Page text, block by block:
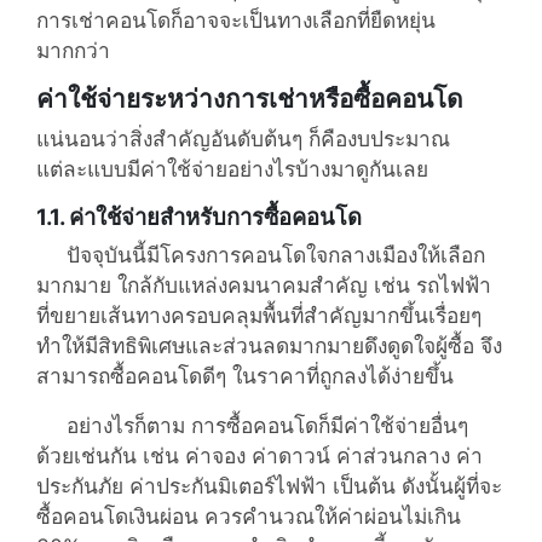
การเช่าคอนโดก็อาจจะเป็นทางเลือกที่ยืดหยุ่น
มากกว่า
ค่าใช้จ่ายระหว่างการเช่าหรือซื้อคอนโด
แน่นอนว่าสิ่งสำคัญอันดับต้นๆ ก็คืองบประมาณ
แต่ละแบบมีค่าใช้จ่ายอย่างไรบ้างมาดูกันเลย
1.1. ค่าใช้จ่ายสำหรับการซื้อคอนโด
ปัจจุบันนี้มีโครงการคอนโดใจกลางเมืองให้เลือก
มากมาย ใกล้กับแหล่งคมนาคมสำคัญ เช่น รถไฟฟ้า
ที่ขยายเส้นทางครอบคลุมพื้นที่สำคัญมากขึ้นเรื่อยๆ
ทำให้มีสิทธิพิเศษและส่วนลดมากมายดึงดูดใจผู้ซื้อ จึง
สามารถซื้อคอนโดดีๆ ในราคาที่ถูกลงได้ง่ายขึ้น
อย่างไรก็ตาม การซื้อคอนโดก็มีค่าใช้จ่ายอื่นๆ
ด้วยเช่นกัน เช่น ค่าจอง ค่าดาวน์ ค่าส่วนกลาง ค่า
ประกันภัย ค่าประกันมิเตอร์ไฟฟ้า เป็นต้น ดังนั้นผู้ที่จะ
ซื้อคอนโดเงินผ่อน ควรคำนวณให้ค่าผ่อนไม่เกิน